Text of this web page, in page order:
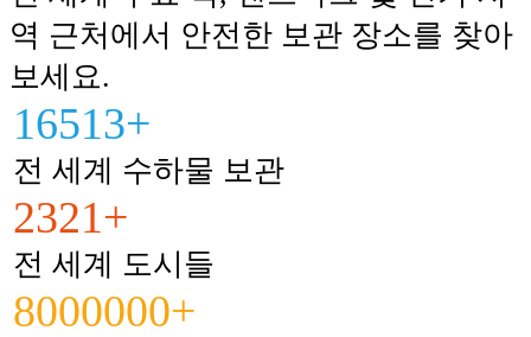
역 근처에서 안전한 보관 장소를 찾아
보세요.
16513+
전 세계 수하물 보관
2321+
전 세계 도시들
8000000+